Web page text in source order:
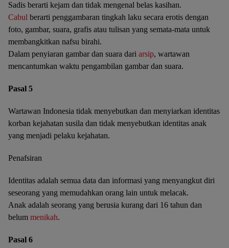
Sadis berarti kejam dan tidak mengenal belas kasihan.
Cabul berarti penggambaran tingkah laku secara erotis dengan
foto, gambar, suara, grafis atau tulisan yang semata-mata untuk
membangkitkan nafsu birahi.
Dalam penyiaran gambar dan suara dari arsip, wartawan
mencantumkan waktu pengambilan gambar dan suara.
Pasal 5
Wartawan Indonesia tidak menyebutkan dan menyiarkan identitas
korban kejahatan susila dan tidak menyebutkan identitas anak
yang menjadi pelaku kejahatan.
Penafsiran
Identitas adalah semua data dan informasi yang menyangkut diri
seseorang yang memudahkan orang lain untuk melacak.
Anak adalah seorang yang berusia kurang dari 16 tahun dan
belum menikah.
Pasal 6